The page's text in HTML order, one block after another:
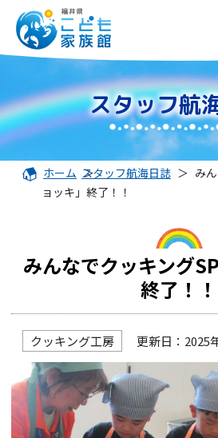
スタッフ航
ホーム ＞
スタッフ航海日誌 ＞ み
ョッキ」終了！！
みんなでクッキング
終了！！
クッキング工房 更新日：2025